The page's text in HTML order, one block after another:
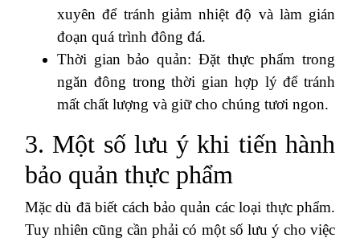
xuyên để tránh giảm nhiệt độ và làm gián
đoạn quá trình đông đá.
Thời gian bảo quản: Đặt thực phẩm trong
ngăn đông trong thời gian hợp lý để tránh
mất chất lượng và giữ cho chúng tươi ngon.
3. Một số lưu ý khi tiến hành
bảo quản thực phẩm
Mặc dù đã biết cách bảo quản các loại thực phẩm.
Tuy nhiên cũng cần phải có một số lưu ý cho việc